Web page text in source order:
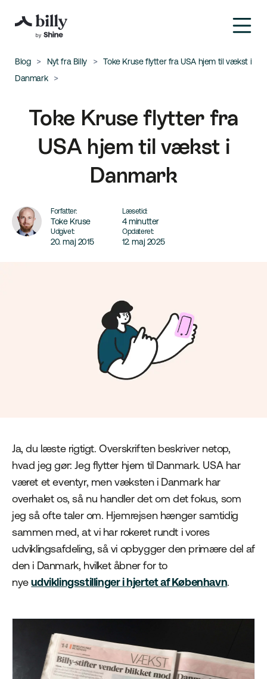
Blog Nyt fra Billy
Toke Kruse flytter fra USA hjem til vækst i
Danmark
Toke Kruse flytter fra
USA hjem til vækst i
Danmark
Forfatter:
Toke Kruse
Udgivet:
20. maj 2015
Opdateret:
12. maj 2025
Læsetid:
4 minutter
Ja, du læste rigtigt. Overskriften beskriver netop,
hvad jeg gør: Jeg flytter hjem til Danmark. USA har
været et eventyr, men væksten i Danmark har
overhalet os, så nu handler det om det fokus, som
jeg så ofte taler om. Hjemrejsen hænger samtidig
sammen med, at vi har rokeret rundt i vores
udviklingsafdeling, så vi opbygger den primære del af
den i Danmark, hvilket åbner for to
nyeudviklingsstillinger i hjertet af København.